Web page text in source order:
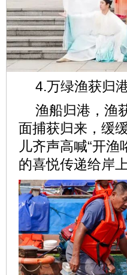
4.万绿渔获归
渔船归港，渔
面捕获归来，缓
儿齐声高喊“开渔
的喜悦传递给岸